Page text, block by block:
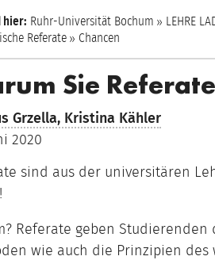
hier: Ruhr-Universität Bochum LEHRE
Referate
Chancen
Sie
Grzella, Kristina Kähler
2020
sind aus der universitären
Referate geben
wie auch die Prinzipien